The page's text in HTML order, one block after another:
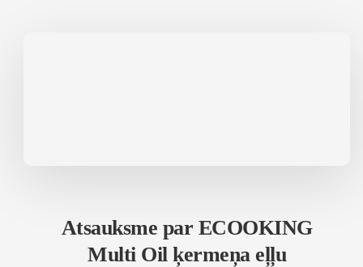
Atsauksme par ECOOKING
Multi Oil ķermeņa eļļu